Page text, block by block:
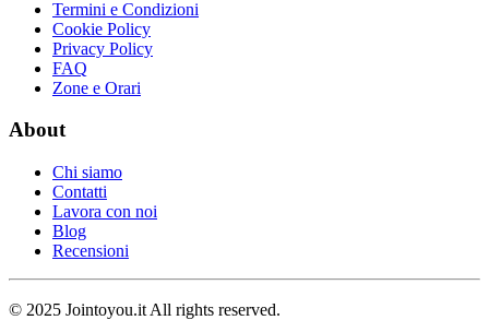
Termini e Condizioni
Cookie Policy
Privacy Policy
FAQ
Zone e Orari
About
Chi siamo
Contatti
Lavora con noi
Blog
Recensioni
© 2025 Jointoyou.it All rights reserved.